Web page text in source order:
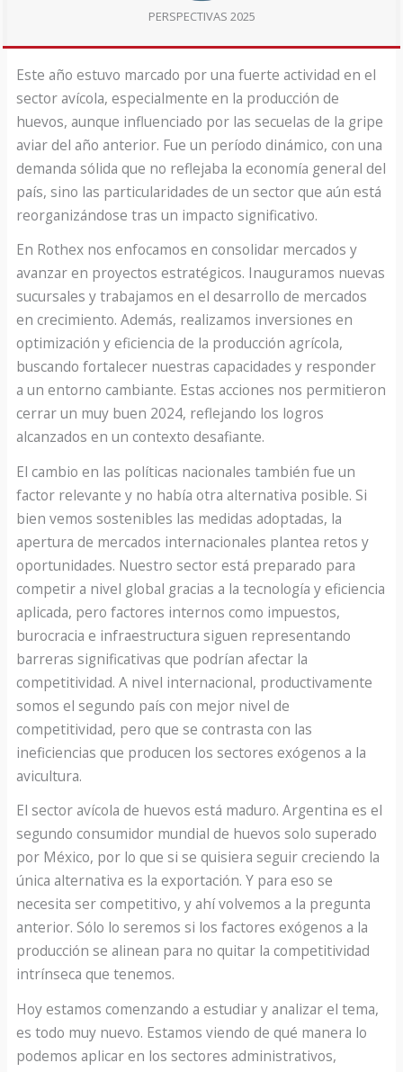
PERSPECTIVAS 2025
Este año estuvo marcado por una fuerte actividad en el
sector avícola, especialmente en la producción de
huevos, aunque influenciado por las secuelas de la gripe
aviar del año anterior. Fue un período dinámico, con una
demanda sólida que no reflejaba la economía general del
país, sino las particularidades de un sector que aún está
reorganizándose tras un impacto significativo.
En Rothex nos enfocamos en consolidar mercados y
avanzar en proyectos estratégicos. Inauguramos nuevas
sucursales y trabajamos en el desarrollo de mercados
en crecimiento. Además, realizamos inversiones en
optimización y eficiencia de la producción agrícola,
buscando fortalecer nuestras capacidades y responder
a un entorno cambiante. Estas acciones nos permitieron
cerrar un muy buen 2024, reflejando los logros
alcanzados en un contexto desafiante.
El cambio en las políticas nacionales también fue un
factor relevante y no había otra alternativa posible. Si
bien vemos sostenibles las medidas adoptadas, la
apertura de mercados internacionales plantea retos y
oportunidades. Nuestro sector está preparado para
competir a nivel global gracias a la tecnología y eficiencia
aplicada, pero factores internos como impuestos,
burocracia e infraestructura siguen representando
barreras significativas que podrían afectar la
competitividad. A nivel internacional, productivamente
somos el segundo país con mejor nivel de
competitividad, pero que se contrasta con las
ineficiencias que producen los sectores exógenos a la
avicultura.
El sector avícola de huevos está maduro. Argentina es el
segundo consumidor mundial de huevos solo superado
por México, por lo que si se quisiera seguir creciendo la
única alternativa es la exportación. Y para eso se
necesita ser competitivo, y ahí volvemos a la pregunta
anterior. Sólo lo seremos si los factores exógenos a la
producción se alinean para no quitar la competitividad
intrínseca que tenemos.
Hoy estamos comenzando a estudiar y analizar el tema,
es todo muy nuevo. Estamos viendo de qué manera lo
podemos aplicar en los sectores administrativos,